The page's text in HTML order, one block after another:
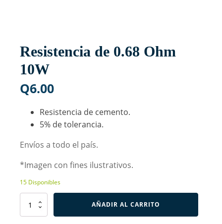
Resistencia de 0.68 Ohm
10W
Q6.00
Resistencia de cemento.
5% de tolerancia.
Envíos a todo el país.
*Imagen con fines ilustrativos.
15 Disponibles
Resistencia
AÑADIR AL CARRITO